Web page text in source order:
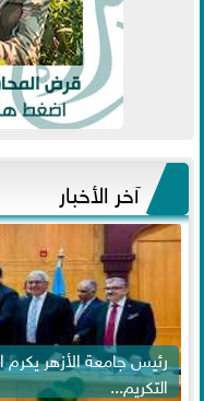
آخر الأخبار
رئيس جامعة الأزهر يكرم
التكريم...